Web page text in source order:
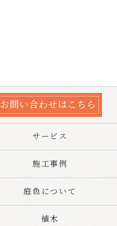
お問い合わせはこちら
サービス
施工事例
庭色について
植木